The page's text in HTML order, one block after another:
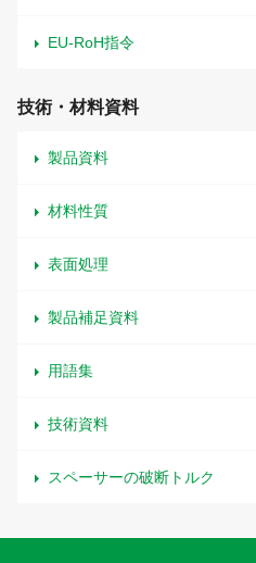
EU-RoH指令
技術・材料資料
製品資料
材料性質
表面処理
製品補足資料
用語集
技術資料
スペーサーの破断トルク